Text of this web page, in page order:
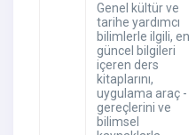
Genel kültür ve
tarihe yardımcı
bilimlerle ilgili, en
güncel bilgileri
içeren ders
kitaplarını,
uygulama araç -
gereçlerini ve
bilimsel